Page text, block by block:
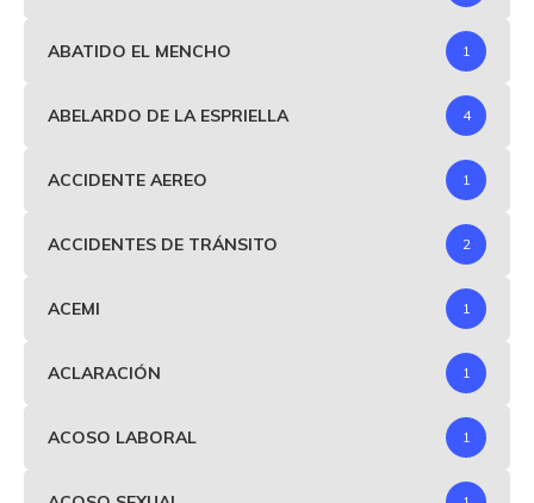
ABATIDO EL MENCHO 1
ABELARDO DE LA ESPRIELLA 4
ACCIDENTE AEREO 1
ACCIDENTES DE TRÁNSITO 2
ACEMI 1
ACLARACIÓN 1
ACOSO LABORAL 1